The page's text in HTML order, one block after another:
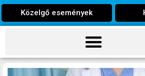
Közelgő események